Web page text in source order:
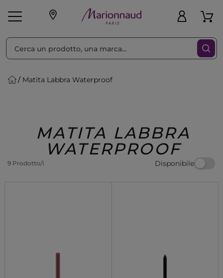
Make-up Profumi
Regalo
Matita Labbra Waterproof
MATITA LABBRA
WATERPROOF
9 Prodotto/i Disponibile
Ordina per Filtra